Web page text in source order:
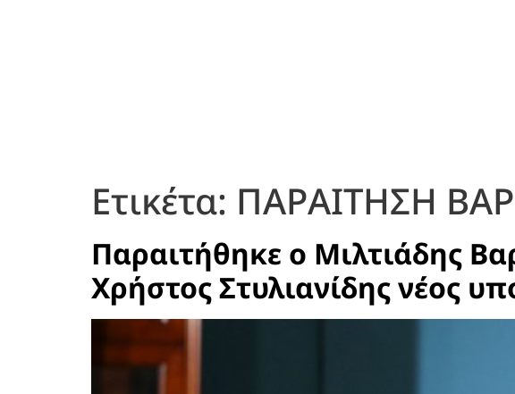
Ετικέτα: ΠΑΡΑΙΤΗΣΗ
Παραιτήθηκε ο Μιλτιάδης
Χρήστος Στυλιανίδης νέος